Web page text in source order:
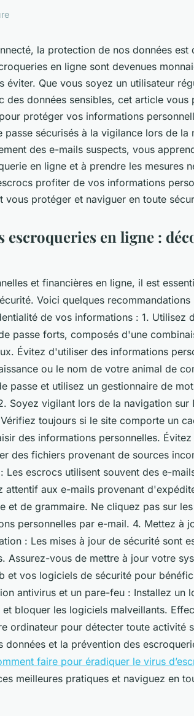
la protection de nos données est
en ligne sont devenues
éviter. Que vous soyez un utilisateur
des données sensibles, cet article vous
protéger vos informations
sécurisés à la vigilance lors de la
des e-mails suspects, vous
en ligne et à prendre les mesures
profiter de vos informations
protéger et naviguer en toute
escroqueries en ligne :
et financières en ligne, il est
Voici quelques
de vos informations : 1. Utilisez
passe forts, composés d'une
Évitez d'utiliser des informations
ou le nom de votre animal de
passe et utilisez un gestionnaire de
Soyez vigilant lors de la navigation sur
toujours si le site comporte un
des informations personnelles.
des fichiers provenant de sources
escrocs utilisent souvent des e-
aux e-mails provenant
et de grammaire. Ne cliquez pas sur
personnelles par e-mail. 4. Mettez à
: Les mises à jour de sécurité sont
Assurez-vous de mettre à jour votre
et vos logiciels de sécurité pour
antivirus et un pare-feu : Installez un
bloquer les logiciels malveillants.
ordinateur pour détecter toute activité
et la prévention des
faire pour éradiquer le virus
meilleures pratiques et naviguez en